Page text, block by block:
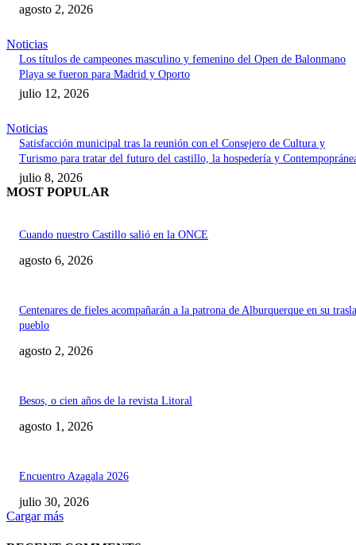
agosto 2, 2026
Noticias
Los títulos de campeones masculino y femenino del Open de Balonmano
Playa se fueron para Madrid y Oporto
julio 12, 2026
Noticias
Satisfacción municipal tras la reunión con el Consejero de Cultura y
Turismo para tratar del futuro del castillo, la hospedería y
julio 8, 2026
MOST POPULAR
Cuando nuestro Castillo salió en la ONCE
agosto 6, 2026
Centenares de fieles acompañarán a la patrona de Alburquerque en su
pueblo
agosto 2, 2026
Besos, o cien años de la revista Litoral
agosto 1, 2026
Encuentro Azagala 2026
julio 30, 2026
Cargar más